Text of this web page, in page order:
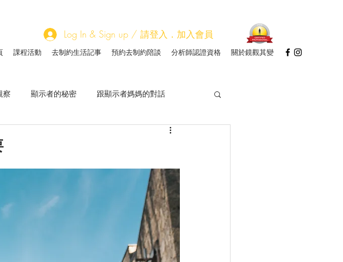
Log In & Sign up / 請登入．加入會員
課程活動 去制約生活記事 預約去制約陪談 分析師認證資格 關於鏡觀其變
察 顯示者的秘密 跟顯示者媽媽的對話
我讀
人類圖看關係
Selfcare書單看起來